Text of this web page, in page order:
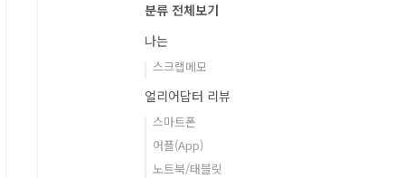
분류 전체보기
나는
스크랩메모
얼리어답터 리뷰
스마트폰
어플(App)
노트북/태블릿